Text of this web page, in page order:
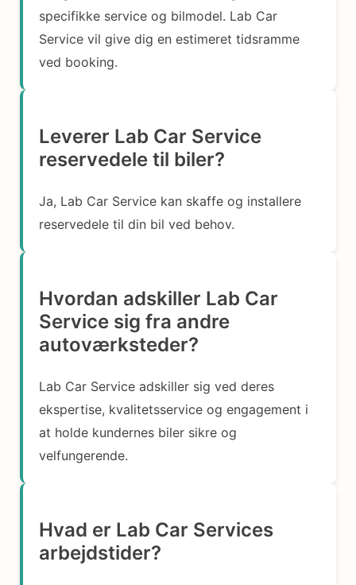
specifikke service og bilmodel. Lab Car
Service vil give dig en estimeret tidsramme
ved booking.
Leverer Lab Car Service
reservedele til biler?
Ja, Lab Car Service kan skaffe og installere
reservedele til din bil ved behov.
Hvordan adskiller Lab Car
Service sig fra andre
autoværksteder?
Lab Car Service adskiller sig ved deres
ekspertise, kvalitetsservice og engagement i
at holde kundernes biler sikre og
velfungerende.
Hvad er Lab Car Services
arbejdstider?